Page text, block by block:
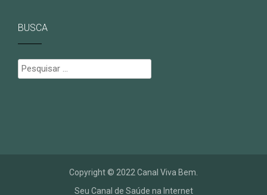
BUSCA
Pesquisar
por:
Copyright © 2022 Canal Viva Bem.
Seu Canal de Saúde na Internet